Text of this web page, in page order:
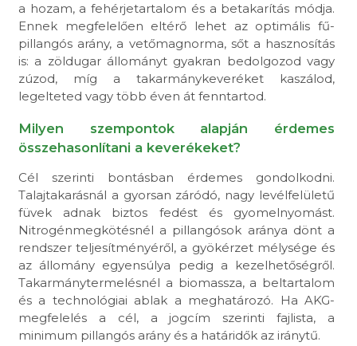
a hozam, a fehérjetartalom és a betakarítás módja.
Ennek megfelelően eltérő lehet az optimális fű-
pillangós arány, a vetőmagnorma, sőt a hasznosítás
is: a zöldugar állományt gyakran bedolgozod vagy
zúzod, míg a takarmánykeveréket kaszálod,
legelteted vagy több éven át fenntartod.
Milyen szempontok alapján érdemes
összehasonlítani a keverékeket?
Cél szerinti bontásban érdemes gondolkodni.
Talajtakarásnál a gyorsan záródó, nagy levélfelületű
füvek adnak biztos fedést és gyomelnyomást.
Nitrogénmegkötésnél a pillangósok aránya dönt a
rendszer teljesítményéről, a gyökérzet mélysége és
az állomány egyensúlya pedig a kezelhetőségről.
Takarmánytermelésnél a biomassza, a beltartalom
és a technológiai ablak a meghatározó. Ha AKG-
megfelelés a cél, a jogcím szerinti fajlista, a
minimum pillangós arány és a határidők az iránytű.